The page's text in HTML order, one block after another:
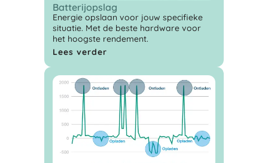
Batterijopslag
Energie opslaan voor jouw specifieke
situatie. Met de beste hardware voor
het hoogste rendement.
Lees verder